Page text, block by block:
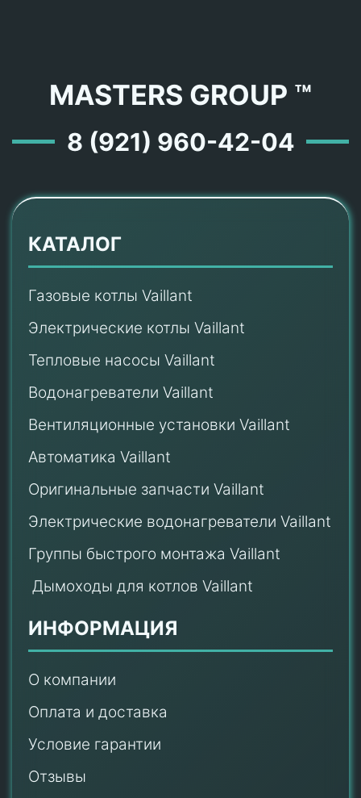
MASTERS GROUP ™
8 (921) 960-42-04
КАТАЛОГ
Газовые котлы Vaillant
Электрические котлы Vaillant
Тепловые насосы Vaillant
Водонагреватели Vaillant
Вентиляционные установки Vaillant
Автоматика Vaillant
Оригинальные запчасти Vaillant
Электрические водонагреватели Vaillant
Группы быстрого монтажа Vaillant
Дымоходы для котлов Vaillant
ИНФОРМАЦИЯ
О компании
Оплата и доставка
Условие гарантии
Отзывы